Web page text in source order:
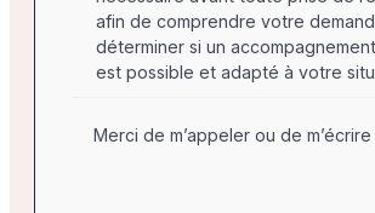
afin de comprendre votre
déterminer si un
est possible et adapté à votre
Merci de m’appeler ou de m’écrire